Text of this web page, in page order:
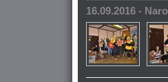
16.09.2016 -